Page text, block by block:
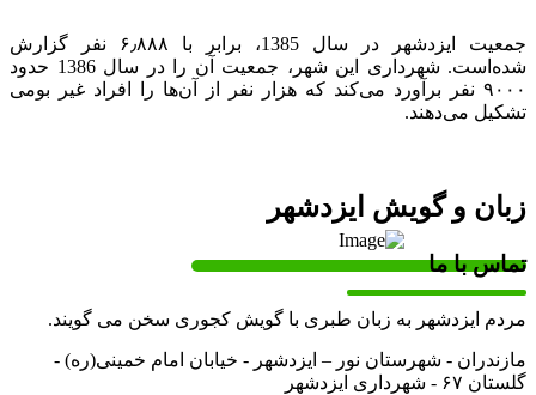
جمعیت ایزدشهر در سال 1385، برابر با ۶٫۸۸۸ نفر گزارش
شده‌است. شهرداری این شهر، جمعیت آن را در سال 1386 حدود
۹۰۰۰ نفر برآورد می‌کند که هزار نفر از آن‌ها را افراد غیر بومی
تشکیل می‌دهند.
زبان و گویش ایزدشهر
مردم ایزدشهر به زبان طبری با گویش کجوری سخن می گویند.
تماس با ما
مازندران - شهرستان نور – ایزدشهر - خیابان امام خمینی(ره) -
گلستان ۶۷ - شهرداری ایزدشهر